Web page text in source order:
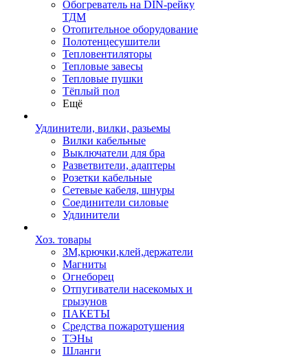
Обогреватель на DIN-рейку
ТДМ
Отопительное оборудование
Полотенцесушители
Тепловентиляторы
Тепловые завесы
Тепловые пушки
Тёплый пол
Ещё
Удлинители, вилки, разьемы
Вилки кабельные
Выключатели для бра
Разветвители, адаптеры
Розетки кабельные
Сетевые кабеля, шнуры
Соединители силовые
Удлинители
Хоз. товары
ЗМ,крючки,клей,держатели
Магниты
Огнеборец
Отпугиватели насекомых и
грызунов
ПАКЕТЫ
Средства пожаротушения
ТЭНы
Шланги